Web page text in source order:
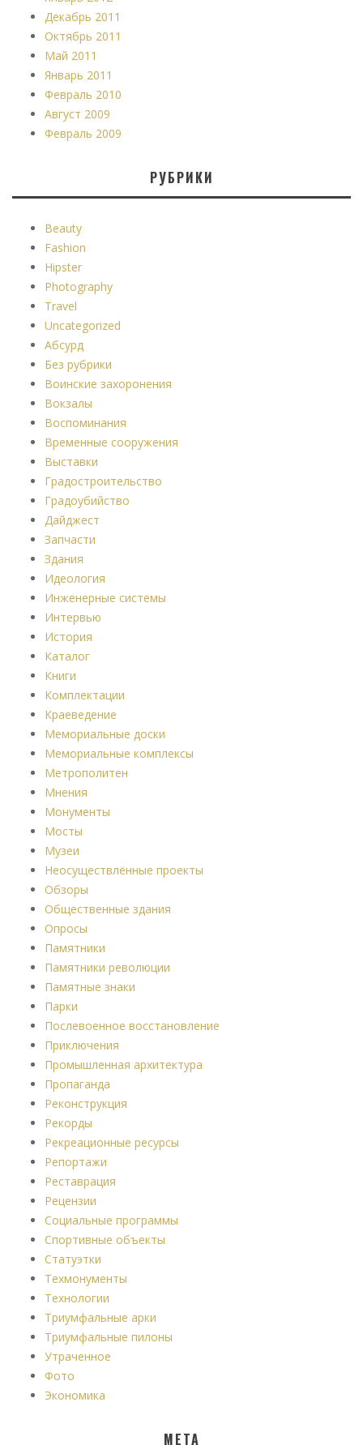
Декабрь 2011
Октябрь 2011
Май 2011
Январь 2011
Февраль 2010
Август 2009
Февраль 2009
РУБРИКИ
Beauty
Fashion
Hipster
Photography
Travel
Uncategorized
Абсурд
Без рубрики
Воинские захоронения
Вокзалы
Воспоминания
Временные сооружения
Выставки
Градостроительство
Градоубийство
Дайджест
Запчасти
Здания
Идеология
Инженерные системы
Интервью
История
Каталог
Книги
Комплектации
Краеведение
Мемориальные доски
Мемориальные комплексы
Метрополитен
Мнения
Монументы
Мосты
Музеи
Неосуществлённые проекты
Обзоры
Общественные здания
Опросы
Памятники
Памятники революции
Памятные знаки
Парки
Послевоенное восстановление
Приключения
Промышленная архитектура
Пропаганда
Реконструкция
Рекорды
Рекреационные ресурсы
Репортажи
Реставрация
Рецензии
Социальные программы
Спортивные объекты
Статуэтки
Техмонументы
Технологии
Триумфальные арки
Триумфальные пилоны
Утраченное
Фото
Экономика
МЕТА